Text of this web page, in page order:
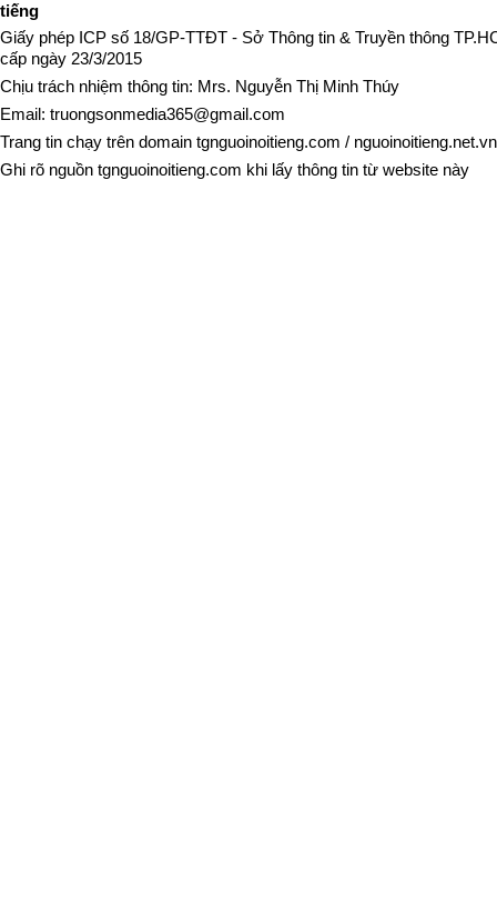
tiếng
Giấy phép ICP số 18/GP-TTĐT - Sở Thông tin & Truyền thông
cấp ngày 23/3/2015
Chịu trách nhiệm thông tin: Mrs. Nguyễn Thị Minh Thúy
Email: truongsonmedia365@gmail.com
Trang tin chạy trên domain tgnguoinoitieng.com / nguoinoitieng.net.vn
Ghi rõ nguồn tgnguoinoitieng.com khi lấy thông tin từ website này